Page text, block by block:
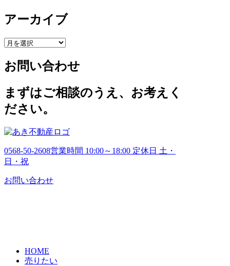
アーカイブ
ア
カ
イ
ブ
お問い合わせ
まずはご相談のうえ、お考えく
ださい。
0568-50-2608営業時間 10:00～18:00 定休日 土・
日・祝
お問い合わせ
HOME
売りたい